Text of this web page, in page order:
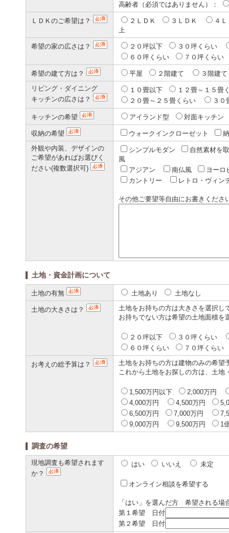
高齢者（必須ではありません）：
ＬＤＫのご希望は？ ２ＬＤＫ ３ＬＤＫ
４
上
希望の家の広さは？ ２０坪以下
３０坪くらい
６０坪くらい
７０坪くら
希望の建て方は？ 平屋 ２階建て
３階建
リビング・ダイニング
キッチンの広さは？
１０畳以下
１２畳～１５
２０畳～２５畳くらい
３
キッチンの希望 アイランド型 対面キッチ
収納の希望 ウォークインクローゼット
外観や内装、デザインの
ご希望があればお選びく
ださい(複数選択可)
シンプルモダン
自然素材を
風
アジアン
南仏風
ヨー
カントリー
レトロ・ヴィ
その他ご要望等自由にお書きくださ
土地・資金計画について
土地の有無 土地あり 土地なし
土地の大きさは？
土地をお持ちの方は大きさを選択し
お持ちでない方は希望の土地面積を
２０坪以下
３０坪くらい
６０坪くらい
７０坪くら
お考えの総予算は？
土地をお持ちの方は建物のみの希望
これから土地をお探しの方は、土地
1,500万円以下
2,000万円
4,000万円
4,500万円
6,500万円
7,000万円
9,000万円
9,500万円 1
調査の希望
現地調査も希望されます
か？
はい いいえ 未定
オンライン相談を希望する
「はい」を選んだ方 希望される場
第１希望 日付
第２希望 日付